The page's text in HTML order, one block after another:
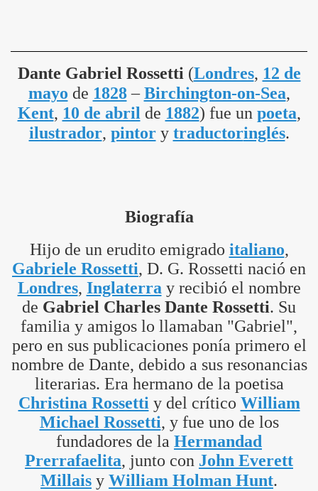
Dante Gabriel Rossetti(Londres, 12 de
mayo de 1828–Birchington-on-Sea,
Kent, 10 de abrilde 1882) fue un poeta,
ilustrador, pintory traductoringlés.
Biografía
Hijo de un erudito emigrado italiano,
Gabriele Rossetti, D. G. Rossetti nació en
Londres, Inglaterray recibió el nombre
de Gabriel Charles Dante Rossetti. Su
familia y amigos lo llamaban "Gabriel",
pero en sus publicaciones ponía primero el
nombre de Dante, debido a sus resonancias
literarias. Era hermano de la poetisa
Christina Rossettiy del crítico William
Michael Rossetti, y fue uno de los
fundadores de la Hermandad
Prerrafaelita, junto con John Everett
Millais y William Holman Hunt.